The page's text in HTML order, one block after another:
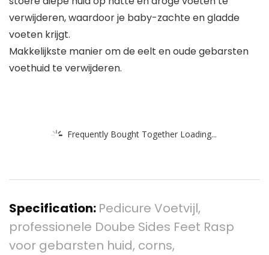
verwijderen, waardoor je baby-zachte en gladde
voeten krijgt.
Makkelijkste manier om de eelt en oude gebarsten
voethuid te verwijderen.
Frequently Bought Together Loading...
Specification: Pedicure Voetvijl,
professionele Doube Sides Feet Rasp
voor gebarsten huid, corns,